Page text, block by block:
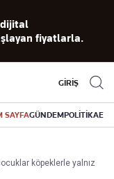
dijital
fiyatlarla.
GİRİŞ
SAYFAGÜNDEMPOLİTİKA
köpeklerle yalnız